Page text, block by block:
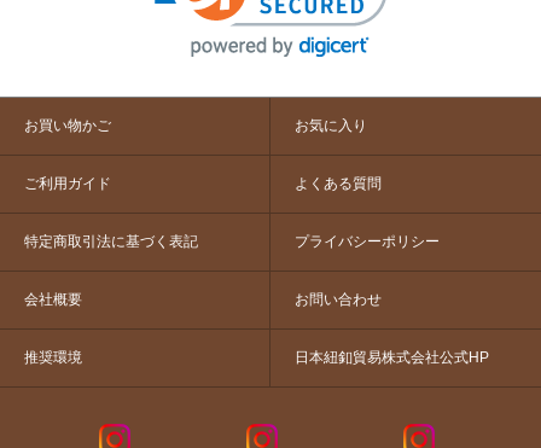
お買い物かご お気に入り
ご利用ガイド よくある質問
特定商取引法に基づく表記 プライバシーポリシー
会社概要 お問い合わせ
推奨環境 日本紐釦貿易株式会社公式HP